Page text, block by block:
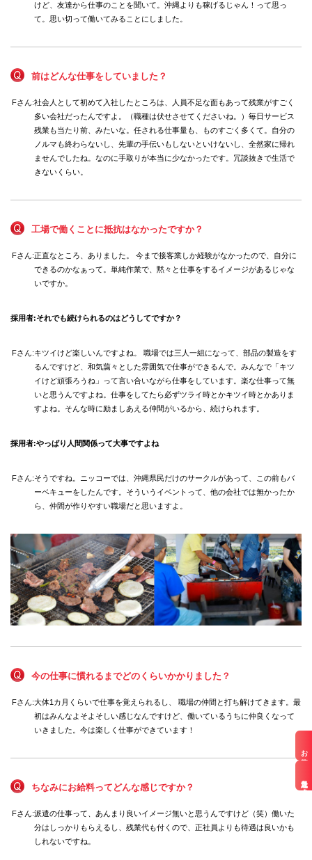
新潟県
富山県
福井県
山梨県
鳥取県
島根県
岡山県
広島県
四国エリア
徳島県
愛媛県
九州エリア
佐賀県
長崎県
熊本県
宮崎県
鹿児島県
沖縄県
社員口コミ
特集ページ
よくある質問
スタッフBLOG
お仕事相談予約
企業ご担当者様へ
個人情報保護方針
お仕事検索
最近見た求人
けど、友達から仕事のことを聞いて。沖縄よりも稼げるじゃん！って思っ
て。思い切って働いてみることにしました。
前はどんな仕事をしていました？
Fさん:社会人として初めて入社したところは、人員不足な面もあって残業がすごく
多い会社だったんですよ。（職種は伏せさせてくださいね。）毎日サービス
残業も当たり前、みたいな。任される仕事量も、ものすごく多くて。自分の
ノルマも終わらないし、先輩の手伝いもしないといけないし、全然家に帰れ
ませんでしたね。なのに手取りが本当に少なかったです。冗談抜きで生活で
きないくらい。
工場で働くことに抵抗はなかったですか？
Fさん:正直なところ、ありました。 今まで接客業しか経験がなかったので、自分に
できるのかなぁって。単純作業で、黙々と仕事をするイメージがあるじゃな
いですか。
採用者:それでも続けられるのはどうしてですか？
Fさん:キツイけど楽しいんですよね。 職場では三人一組になって、部品の製造をす
るんですけど、和気藹々とした雰囲気で仕事ができるんで。みんなで「キツ
イけど頑張ろうね」って言い合いながら仕事をしています。楽な仕事って無
いと思うんですよね。仕事をしてたら必ずツライ時とかキツイ時とかありま
すよね。そんな時に励ましあえる仲間がいるから、続けられます。
採用者:やっぱり人間関係って大事ですよね
Fさん:そうですね。ニッコーでは、沖縄県民だけのサークルがあって、この前もバ
ーベキューをしたんです。そういうイベントって、他の会社では無かったか
ら、仲間が作りやすい職場だと思いますよ。
今の仕事に慣れるまでどのくらいかかりました？
Fさん:大体1カ月くらいで仕事を覚えられるし、 職場の仲間と打ち解けてきます。最
初はみんなよそよそしい感じなんですけど、働いているうちに仲良くなって
いきました。今は楽しく仕事ができています！
ちなみにお給料ってどんな感じですか？
Fさん:派遣の仕事って、あんまり良いイメージ無いと思うんですけど（笑）働いた
分はしっかりもらえるし、残業代も付くので、正社員よりも待遇は良いかも
しれないですね。